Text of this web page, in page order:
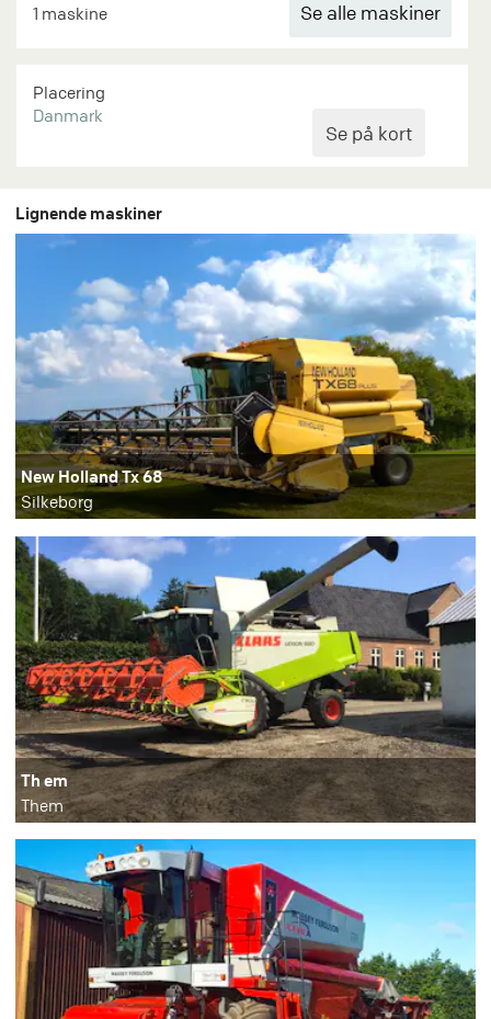
1 maskine Se alle maskiner
Placering
Danmark
Lignende maskiner
New Holland Tx 68
Silkeborg
Th em
Them